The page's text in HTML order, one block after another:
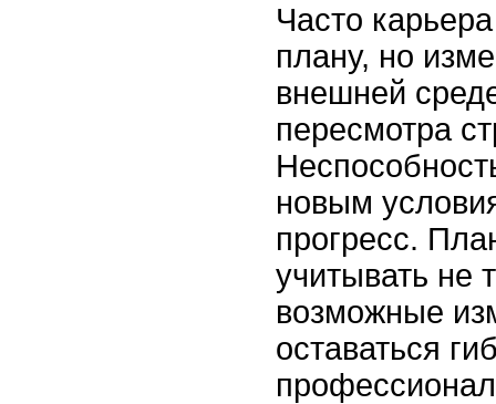
Часто
плану, но
внешней
пересмотра
новым
прогресс.
учитывать не
возможные
оставаться